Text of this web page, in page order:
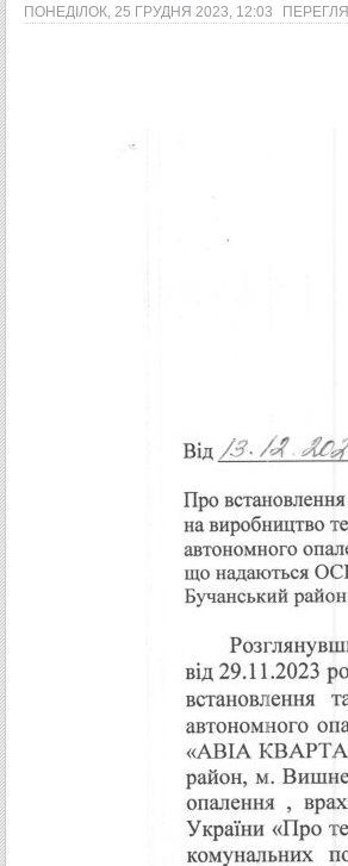
ПОНЕДІЛОК, 25 ГРУДНЯ 2023, 12:03